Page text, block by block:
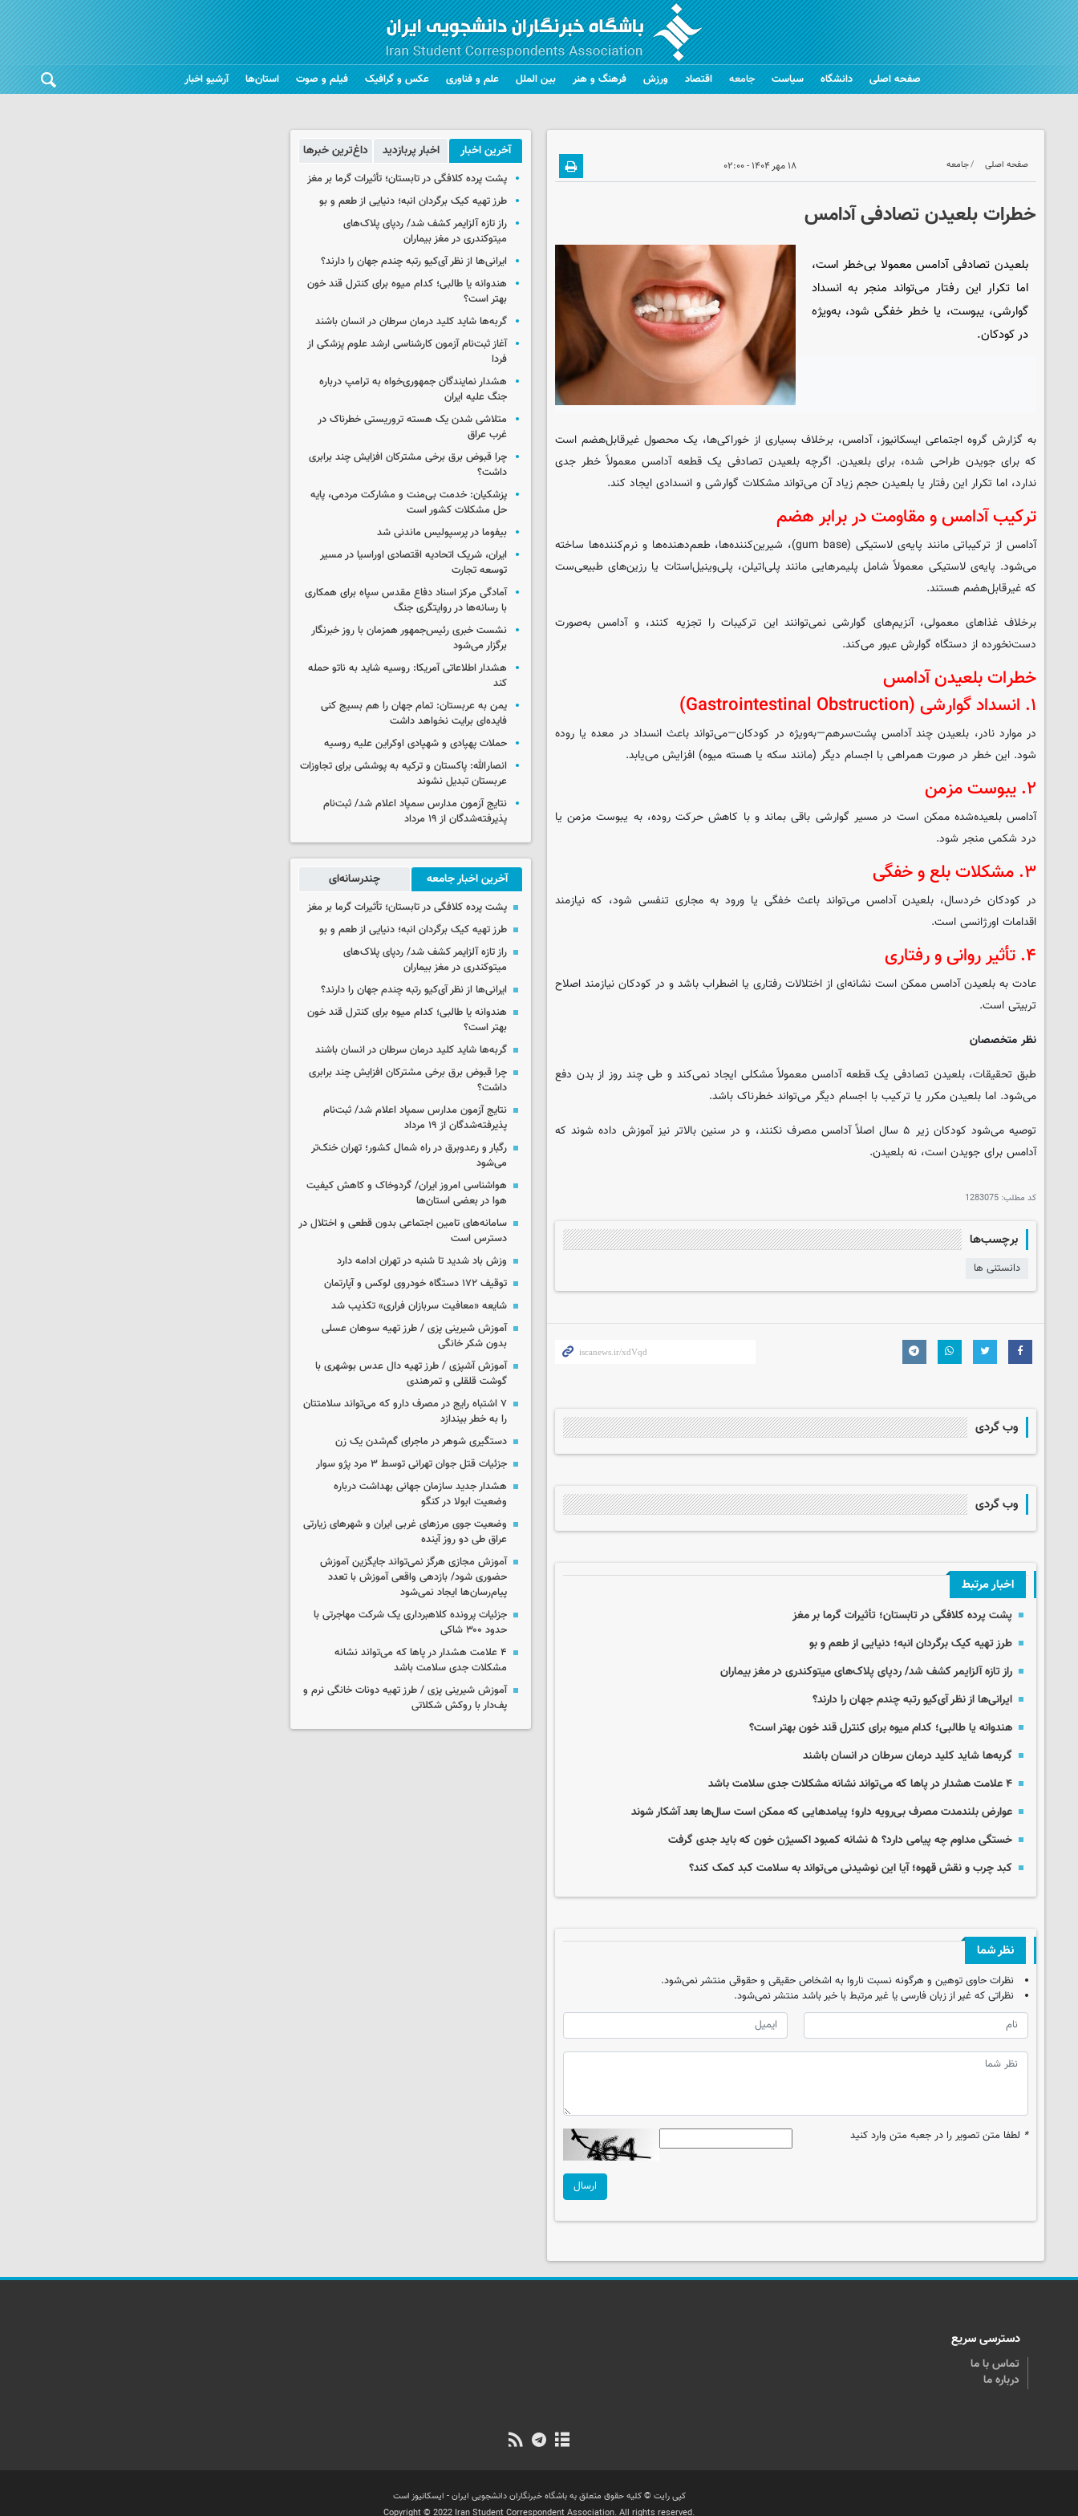
صفحه اصلی دانشگاه سیاست جامعه اقتصاد ورزش فرهنگ و هنر بین الملل علم و فناوری عکس و گرافیک فیلم و صوت استان‌ها آرشیو اخبار
صفحه اصلی جامعه ۱۸ مهر ۱۴۰۴ - ۰۲:۰۰
خطرات بلعیدن تصادفی آدامس
بلعیدن تصادفی آدامس معمولا بی‌خطر است،
اما تکرار این رفتار می‌تواند منجر به انسداد
گوارشی، یبوست، یا خطر خفگی شود، به‌ویژه
در کودکان.
به گزارش گروه اجتماعی ایسکانیوز، آدامس، برخلاف بسیاری از خوراکی‌ها، یک محصول غیرقابل‌هضم است
که برای جویدن طراحی شده، برای بلعیدن. اگرچه بلعیدن تصادفی یک قطعه آدامس معمولاً خطر جدی
ندارد، اما تکرار این رفتار یا بلعیدن حجم زیاد آن می‌تواند مشکلات گوارشی و انسدادی ایجاد کند.
ترکیب آدامس و مقاومت در برابر هضم
آدامس از ترکیباتی مانند پایه‌ی لاستیکی (gum base)، شیرین‌کننده‌ها، طعم‌دهنده‌ها و نرم‌کننده‌ها ساخته
می‌شود. پایه‌ی لاستیکی معمولاً شامل پلیمرهایی مانند پلی‌اتیلن، پلی‌وینیل‌استات یا رزین‌های طبیعی‌ست
که غیرقابل‌هضم هستند.
برخلاف غذاهای معمولی، آنزیم‌های گوارشی نمی‌توانند این ترکیبات را تجزیه کنند، و آدامس به‌صورت
دست‌نخورده از دستگاه گوارش عبور می‌کند.
خطرات بلعیدن آدامس
۱. انسداد گوارشی (Gastrointestinal Obstruction)
در موارد نادر، بلعیدن چند آدامس پشت‌سرهم—به‌ویژه در کودکان—می‌تواند باعث انسداد در معده یا روده
شود. این خطر در صورت همراهی با اجسام دیگر (مانند سکه یا هسته میوه) افزایش می‌یابد.
۲. یبوست مزمن
آدامس بلعیده‌شده ممکن است در مسیر گوارشی باقی بماند و با کاهش حرکت روده، به یبوست مزمن یا
درد شکمی منجر شود.
۳. مشکلات بلع و خفگی
در کودکان خردسال، بلعیدن آدامس می‌تواند باعث خفگی یا ورود به مجاری تنفسی شود، که نیازمند
اقدامات اورژانسی است.
۴. تأثیر روانی و رفتاری
عادت به بلعیدن آدامس ممکن است نشانه‌ای از اختلالات رفتاری یا اضطراب باشد و در کودکان نیازمند اصلاح
تربیتی است.
نظر متخصصان
طبق تحقیقات، بلعیدن تصادفی یک قطعه آدامس معمولاً مشکلی ایجاد نمی‌کند و طی چند روز از بدن دفع
می‌شود. اما بلعیدن مکرر یا ترکیب با اجسام دیگر می‌تواند خطرناک باشد.
توصیه می‌شود کودکان زیر ۵ سال اصلاً آدامس مصرف نکنند، و در سنین بالاتر نیز آموزش داده شوند که
آدامس برای جویدن است، نه بلعیدن.
کد مطلب: 1283075
برچسب‌ها
دانستنی ها
وب گردی
وب گردی
اخبار مرتبط
پشت پرده کلافگی در تابستان؛ تأثیرات گرما بر مغز
طرز تهیه کیک برگردان انبه؛ دنیایی از طعم و بو
راز تازه آلزایمر کشف شد/ ردپای پلاک‌های میتوکندری در مغز بیماران
ایرانی‌ها از نظر آی‌کیو رتبه چندم جهان را دارند؟
هندوانه یا طالبی؛ کدام‌ میوه برای کنترل قند خون بهتر است؟
گربه‌ها شاید کلید درمان سرطان در انسان باشند
۴ علامت هشدار در پاها که می‌تواند نشانه مشکلات جدی سلامت باشد
عوارض بلندمدت مصرف بی‌رویه دارو؛ پیامدهایی که ممکن است سال‌ها بعد آشکار شوند
خستگی مداوم چه پیامی دارد؟ ۵ نشانه کمبود اکسیژن خون که باید جدی گرفت
کبد چرب و نقش قهوه؛ آیا این نوشیدنی می‌تواند به سلامت کبد کمک کند؟
نظر شما
نظرات حاوی توهین و هرگونه نسبت ناروا به اشخاص حقیقی و حقوقی منتشر نمی‌شود.
نظراتی که غیر از زبان فارسی یا غیر مرتبط با خبر باشد منتشر نمی‌شود.
* لطفا متن تصویر را در جعبه متن وارد کنید
ارسال
آخرین اخبار اخبار پربازدید داغ‌ترین خبرها
پشت پرده کلافگی در تابستان؛ تأثیرات گرما بر مغز
طرز تهیه کیک برگردان انبه؛ دنیایی از طعم و بو
راز تازه آلزایمر کشف شد/ ردپای پلاک‌های
میتوکندری در مغز بیماران
ایرانی‌ها از نظر آی‌کیو رتبه چندم جهان را دارند؟
هندوانه یا طالبی؛ کدام‌ میوه برای کنترل قند خون
بهتر است؟
گربه‌ها شاید کلید درمان سرطان در انسان باشند
آغاز ثبت‌نام‌ آزمون کارشناسی ارشد علوم پزشکی از
فردا
هشدار نمایندگان جمهوری‌خواه به ترامپ درباره
جنگ علیه ایران
متلاشی شدن یک هسته تروریستی خطرناک در
غرب عراق
چرا قبوض برق برخی مشترکان افزایش چند برابری
داشت؟
پزشکیان: خدمت بی‌منت و مشارکت مردمی، پایه
حل مشکلات کشور است
بیفوما در پرسپولیس ماندنی شد
ایران، شریک اتحادیه اقتصادی اوراسیا در مسیر
توسعه تجارت
آمادگی مرکز اسناد دفاع مقدس سپاه برای همکاری
با رسانه‌ها در روایتگری جنگ
نشست خبری رئیس‌جمهور همزمان با روز خبرنگار
برگزار می‌شود
هشدار اطلاعاتی آمریکا: روسیه شاید به ناتو حمله
کند
یمن به عربستان: تمام جهان را هم بسیج کنی
فایده‌ای برایت نخواهد داشت
حملات پهپادی و شهپادی اوکراین علیه روسیه
انصارالله: پاکستان و ترکیه به پوششی برای تجاوزات
عربستان تبدیل نشوند
نتایج آزمون مدارس سمپاد اعلام شد/ ثبت‌نام
پذیرفته‌شدگان از ۱۹ مرداد
آخرین اخبار جامعه چندرسانه‌ای
پشت پرده کلافگی در تابستان؛ تأثیرات گرما بر مغز
طرز تهیه کیک برگردان انبه؛ دنیایی از طعم و بو
راز تازه آلزایمر کشف شد/ ردپای پلاک‌های
میتوکندری در مغز بیماران
ایرانی‌ها از نظر آی‌کیو رتبه چندم جهان را دارند؟
هندوانه یا طالبی؛ کدام‌ میوه برای کنترل قند خون
بهتر است؟
گربه‌ها شاید کلید درمان سرطان در انسان باشند
چرا قبوض برق برخی مشترکان افزایش چند برابری
داشت؟
نتایج آزمون مدارس سمپاد اعلام شد/ ثبت‌نام
پذیرفته‌شدگان از ۱۹ مرداد
رگبار و رعدوبرق در راه شمال کشور؛ تهران خنک‌تر
می‌شود
هواشناسی امروز ایران/ گردوخاک و کاهش کیفیت
هوا در بعضی استان‌ها
سامانه‌های تامین اجتماعی بدون قطعی و اختلال در
دسترس است
وزش باد شدید تا شنبه در تهران ادامه دارد
توقیف ۱۷۲ دستگاه خودروی لوکس و آپارتمان
شایعه «معافیت سربازان فراری» تکذیب شد
آموزش شیرینی پزی / طرز تهیه سوهان عسلی
بدون شکر خانگی
آموزش آشپزی / طرز تهیه دال عدس بوشهری با
گوشت قلقلی و تمرهندی
۷ اشتباه رایج در مصرف دارو که می‌تواند سلامتتان
را به خطر بیندازد
دستگیری شوهر در ماجرای گم‌شدن یک زن
جزئیات قتل جوان تهرانی توسط ۳ مرد پژو سوار
هشدار جدید سازمان جهانی بهداشت درباره
وضعیت ابولا در کنگو
وضعیت جوی مرزهای غربی ایران و شهرهای زیارتی
عراق طی دو روز آینده
آموزش مجازی هرگز نمی‌تواند جایگزین آموزش
حضوری شود/ بازدهی واقعی آموزش با تعدد
پیام‌رسان‌ها ایجاد نمی‌شود
جزئیات پرونده کلاهبرداری یک شرکت مهاجرتی با
حدود ۳۰۰ شاکی
۴ علامت هشدار در پاها که می‌تواند نشانه
مشکلات جدی سلامت باشد
آموزش شیرینی پزی / طرز تهیه دونات خانگی نرم و
پف‌دار با روکش شکلاتی
دسترسی سریع
تماس با ما
درباره ما
کپی رایت © کلیه حقوق متعلق به باشگاه خبرنگاران دانشجویی ایران - ایسکانیوز است
Copyright © 2022 Iran Student Correspondent Association. All rights reserved.